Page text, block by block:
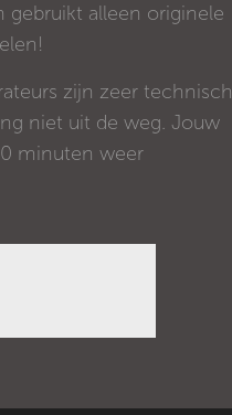
gebruikt alleen originele
zijn zeer technisch
niet uit de weg. Jouw
minuten weer